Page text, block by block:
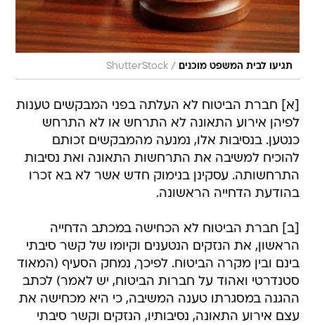
תגיעו לבית המשפט מוכנים /
ShutterStock
[א] חברת הביטוח לא העלתה בפני המבקשים טענות
לפיהן אירוע התאונה לא התרחש או לא התרחש
כנטען. בנסיבות אלו, נמנעה מהמבקשים זכותם
להוכיח למשיבה את התרחשות התאונה ואת נסיבות
התרחשותה. עסקינן בנימוק חדש אשר לא בא זכרו
בהודעת הדחייה הראשונה.
[ב] חברת הביטוח לא הכחישה במכתב הדחייה
הראשון, את הנזקים הנטענים וקיומו של קשר סיבתי
בינם ובין מקרה הביטוח. לפיכך, נמחק הסעיף (המאוד
סטנדרטי ואהוד על חברות הביטוח, יש לאמר) לכתב
ההגנה במסגרתו טענה המשיבה, כי היא מכחישה את
עצם אירוע התאונה, נסיבותיו, הנזקים וקשר סיבתי